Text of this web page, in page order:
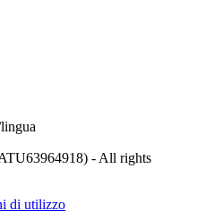
- All rights
di utilizzo